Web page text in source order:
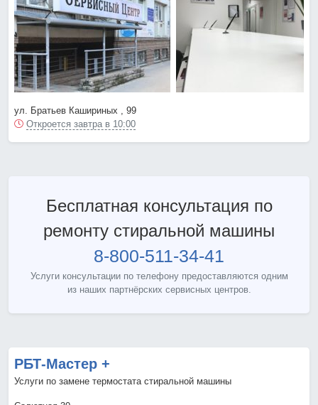
ул. Братьев Кашириных , 99
Откроется завтра в 10:00
Бесплатная консультация по
ремонту стиральной машины
8-800-511-34-41
Услуги консультации по телефону предоставляются одним
из наших партнёрских сервисных центров.
РБТ-Мастер +
Услуги по замене термостата стиральной машины